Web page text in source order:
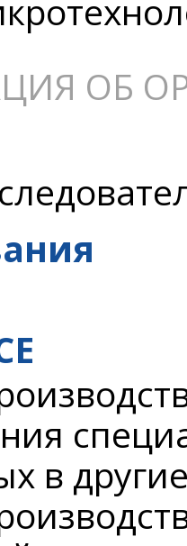
ОБ
в